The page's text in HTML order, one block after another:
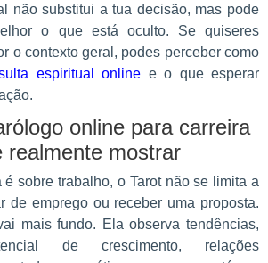
não substitui a tua decisão, mas pode
o que está oculto. Se quiseres
o contexto geral, podes perceber como
espiritual online e o que esperar
online para carreira
realmente mostrar
sobre trabalho, o Tarot não se limita a
de emprego ou receber uma proposta.
mais fundo. Ela observa tendências,
de crescimento, relações